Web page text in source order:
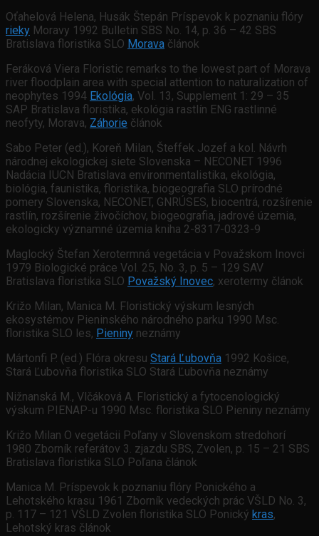
Oťahelová Helena, Husák Štepán Príspevok k poznaniu flóry
rieky Moravy 1992 Bulletin SBS No. 14, p. 36 – 42 SBS
Bratislava floristika SLO Morava článok
Feráková Viera Floristic remarks to the lowest part of Morava
river floodplain area with special attention to naturalization of
neophytes 1994 Ekológia, Vol. 13, Supplement 1: 29 – 35
SAP Bratislava floristika, ekológia rastlín ENG rastlinné
neofyty, Morava, Záhorie článok
Sabo Peter (ed.), Koreň Milan, Šteffek Jozef a kol. Návrh
národnej ekologickej siete Slovenska – NECONET 1996
Nadácia IUCN Bratislava environmentalistika, ekológia,
biológia, faunistika, floristika, biogeografia SLO prírodné
pomery Slovenska, NECONET, GNRÚSES, biocentrá, rozšírenie
rastlín, rozšírenie živočíchov, biogeografia, jadrové územia,
ekologicky významné územia kniha 2-8317-0323-9
Maglocký Štefan Xerotermná vegetácia v Považskom Inovci
1979 Biologické práce Vol. 25, No. 3, p. 5 – 129 SAV
Bratislava floristika SLO Považský Inovec, xerotermy článok
Križo Milan, Manica M. Floristický výskum lesných
ekosystémov Pieninského národného parku 1990 Msc.
floristika SLO les, Pieniny neznámy
Mártonfi P. (ed.) Flóra okresu Stará Ľubovňa 1992 Košice,
Stará Ľubovňa floristika SLO Stará Ľubovňa neznámy
Nižnanská M., Vlčáková A. Floristický a fytocenologický
výskum PIENAP-u 1990 Msc. floristika SLO Pieniny neznámy
Križo Milan O vegetácii Poľany v Slovenskom stredohorí
1980 Zborník referátov 3. zjazdu SBS, Zvolen, p. 15 – 21 SBS
Bratislava floristika SLO Poľana článok
Manica M. Príspevok k poznaniu flóry Ponického a
Lehotského krasu 1961 Zborník vedeckých prác VŠLD No. 3,
p. 117 – 121 VŠLD Zvolen floristika SLO Ponický kras,
Lehotský kras článok